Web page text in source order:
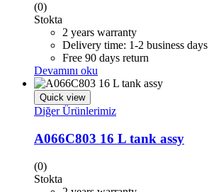
(0)
Stokta
2 years warranty
Delivery time: 1-2 business days
Free 90 days return
Devamını oku
Quick view
Diğer Ürünlerimiz
A066C803 16 L tank assy
(0)
Stokta